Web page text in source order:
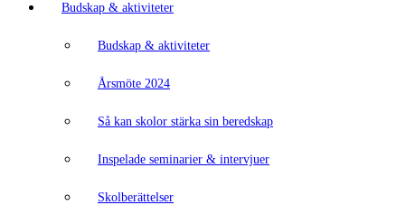
Budskap & aktiviteter
Budskap & aktiviteter
Årsmöte 2024
Så kan skolor stärka sin beredskap
Inspelade seminarier & intervjuer
Skolberättelser